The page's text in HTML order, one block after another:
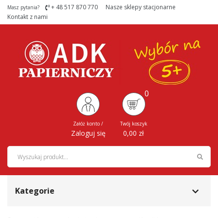
Masz pytania? + 48 517 870 770
Nasze sklepy stacjonarne
Kontakt z nami
Szukaj
Załóż konto /
Zaloguj się
Twój koszyk
0,00 zł
0
Kategorie